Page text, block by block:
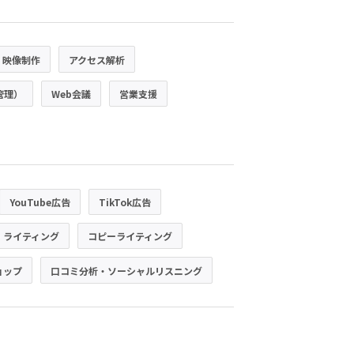
像制作 アクセス解析
） Web会議 営業支援
YouTube広告 TikTok広告
イティング コピーライティング
ップ 口コミ分析・ソーシャルリスニング